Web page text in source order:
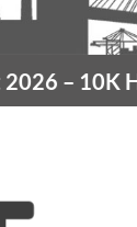
–10K